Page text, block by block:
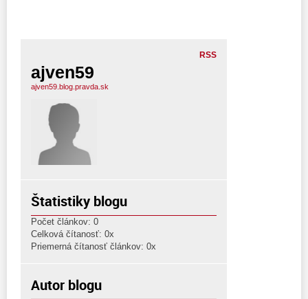
RSS
ajven59
ajven59.blog.pravda.sk
Štatistiky blogu
Počet článkov: 0
Celková čítanosť: 0x
Priemerná čítanosť článkov: 0x
Autor blogu